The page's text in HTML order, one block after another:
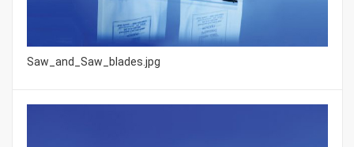
Saw_and_Saw_blades.jpg